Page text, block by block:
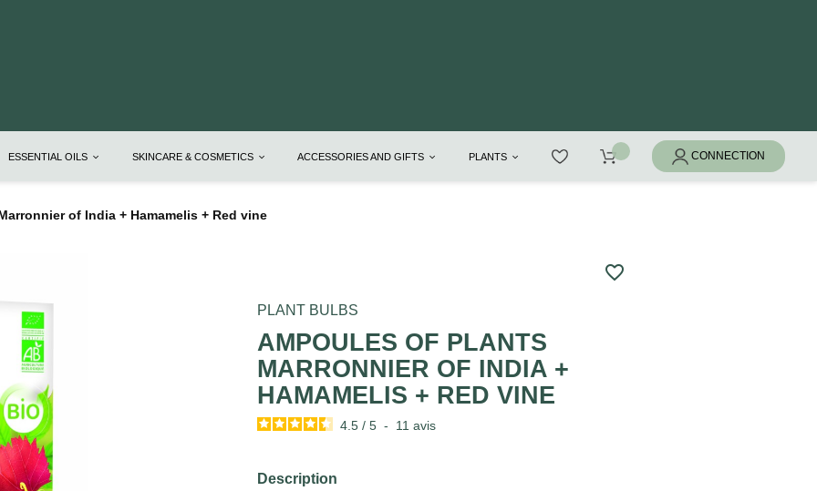
ESSENTIAL OILS SKINCARE & COSMETICS ACCESSORIES AND GIFTS PLANTS
of India + Hamamelis + Red vine
favorite_border
PLANT BULBS
AMPOULES OF PLANTS
MARRONNIER OF INDIA +
HAMAMELIS + RED VINE
4.5 / 5 - 11avis
Description